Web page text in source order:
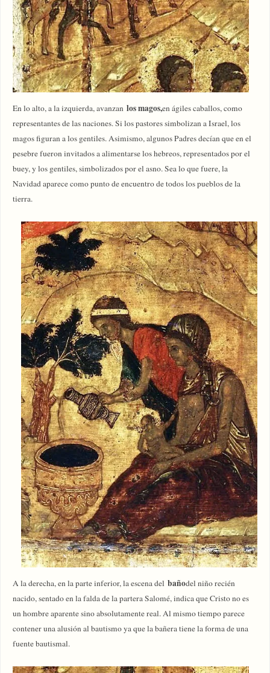
En lo alto, a la izquierda, avanzanlos magos,en ágiles caballos, como
representantes de las naciones. Si los pastores simbolizan a Israel, los
magos figuran a los gentiles. Asimismo, algunos Padres decían que en el
pesebre fueron invitados a alimentarse los hebreos, representados por el
buey, y los gentiles, simbolizados por el asno. Sea lo que fuere, la
Navidad aparece como punto de encuentro de todos los pueblos de la
tierra.
A la derecha, en la parte inferior, la escena delbañodel niño recién
nacido, sentado en la falda de la partera Salomé, indica que Cristo no es
un hombre aparente sino absolutamente real. Al mismo tiempo parece
contener una alusión al bautismo ya que la bañera tiene la forma de una
fuente bautismal.